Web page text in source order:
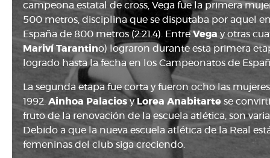
campeona estatal de cross, Vega fue la primera
500 metros, disciplina que se disputaba por aquel
España de 800 metros (2:21.4). EntreVegay otras
Mariví Tarantino) lograron durante esta primera
logrado hasta la fecha en los Campeonatos de
La segunda etapa fue corta y fueron ocho las
1992.Ainhoa Palaciosy Lorea Anabitarte se
fruto de la renovación de la escuela atlética, son
Debido a que la nueva escuela atlética de la Real
femeninas del club siga creciendo.